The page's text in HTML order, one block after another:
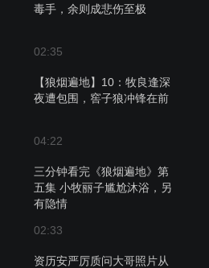
毒手，余则成悲伤至极
02:35
【狼烟遍地】10：牧良逢深
夜遭包围，窖子狼冲锋在前
04:22
三分钟看完《狼烟遍地》第
五集 小牧丽子尴尬沐浴，另
有隐情
02:33
资历安严厉质问大哥照片从